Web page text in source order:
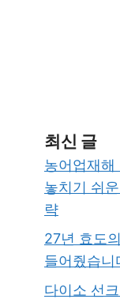
최신 글
농어업재해
놓치기 쉬
략
27년 효도
들어줬습니
다이소 선